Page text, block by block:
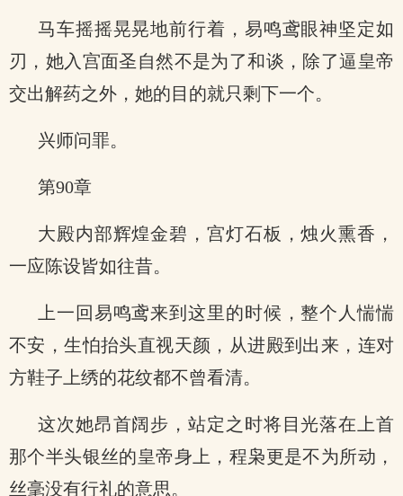
马车摇摇晃晃地前行着，易鸣鸢眼神坚定如
刃，她入宫面圣自然不是为了和谈，除了逼皇帝
交出解药之外，她的目的就只剩下一个。
兴师问罪。
第90章
大殿内部辉煌金碧，宫灯石板，烛火熏香，
一应陈设皆如往昔。
上一回易鸣鸢来到这里的时候，整个人惴惴
不安，生怕抬头直视天颜，从进殿到出来，连对
方鞋子上绣的花纹都不曾看清。
这次她昂首阔步，站定之时将目光落在上首
那个半头银丝的皇帝身上，程枭更是不为所动，
丝毫没有行礼的意思。